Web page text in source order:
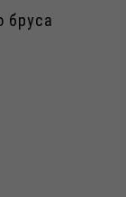
бруса